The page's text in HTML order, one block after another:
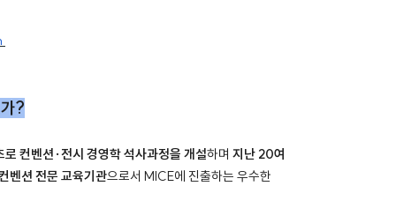
?
컨벤션·전시 경영학 석사과정을 개설하며 지난 20여
벤션 전문 교육기관으로서 MICE에 진출하는 우수한